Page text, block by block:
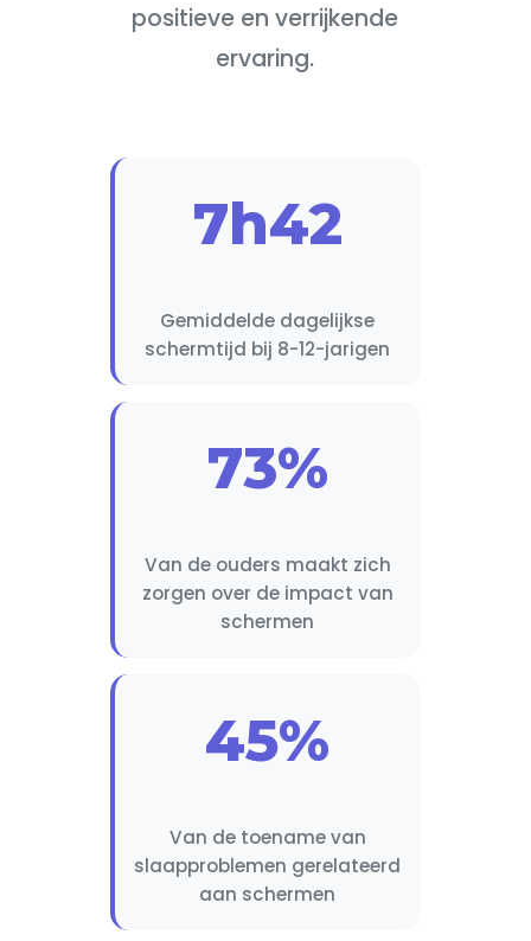
positieve en verrijkende
ervaring.
7h42
Gemiddelde dagelijkse
schermtijd bij 8-12-jarigen
73%
Van de ouders maakt zich
zorgen over de impact van
schermen
45%
Van de toename van
slaapproblemen gerelateerd
aan schermen